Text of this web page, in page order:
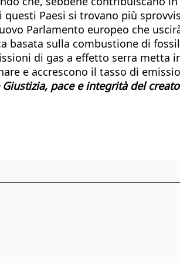
Paesi si trovano più
Parlamento europeo che
sulla combustione di
di gas a effetto serra metta
e accrescono il tasso di
pace e integrità del